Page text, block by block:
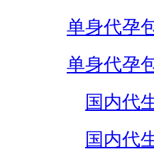
单身代孕
单身代孕
国内代
国内代